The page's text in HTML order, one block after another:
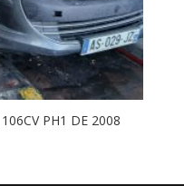
PH1 DE 2008